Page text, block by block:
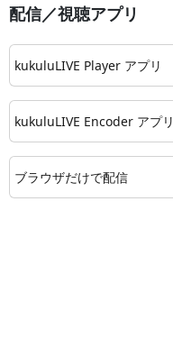
配信／視聴アプリ
kukuluLIVE Player アプリ
kukuluLIVE Encoder アプリ
ブラウザだけで配信